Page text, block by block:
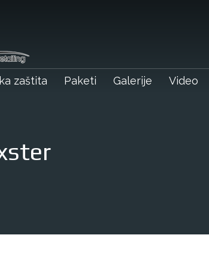
zaštita Paketi Galerije Video